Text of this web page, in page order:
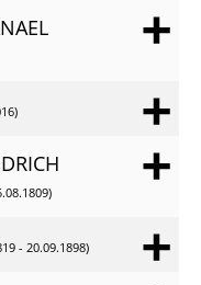
- 20.09.1898)